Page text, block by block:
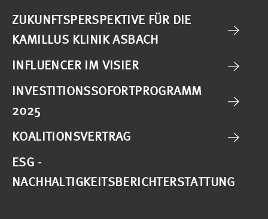
ZUKUNFTSPERSPEKTIVE FÜR DIE
KAMILLUS KLINIK ASBACH
INFLUENCER IM VISIER
INVESTITIONSSOFORTPROGRAMM
2025
KOALITIONSVERTRAG
ESG -
NACHHALTIGKEITSBERICHTERSTATTUNG